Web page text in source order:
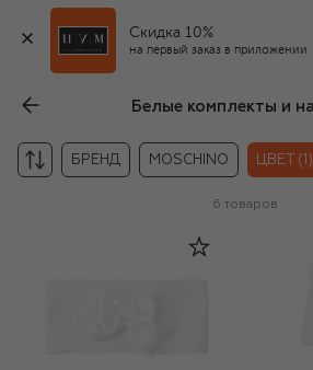
Скидка 10%
на первый заказ в приложении
БРЕНД MOSCHINO ЦВЕТ (1)
6 товаров